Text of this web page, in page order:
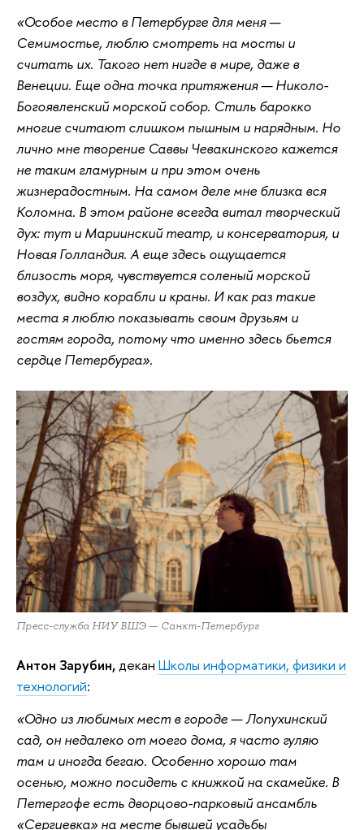
«Особое место в Петербурге для меня —
Семимостье, люблю смотреть на мосты и
считать их. Такого нет нигде в мире, даже в
Венеции. Еще одна точка притяжения — Николо-
Богоявленский морской собор. Стиль барокко
многие считают слишком пышным и нарядным. Но
лично мне творение Саввы Чевакинского кажется
не таким гламурным и при этом очень
жизнерадостным. На самом деле мне близка вся
Коломна. В этом районе всегда витал творческий
дух: тут и Мариинский театр, и консерватория, и
Новая Голландия. А еще здесь ощущается
близость моря, чувствуется соленый морской
воздух, видно корабли и краны. И как раз такие
места я люблю показывать своим друзьям и
гостям города, потому что именно здесь бьется
сердце Петербурга».
Пресс-служба НИУ ВШЭ — Санкт-Петербург
Антон Зарубин,декан Школы информатики, физики и
технологий:
«Одно из любимых мест в городе — Лопухинский
сад, он недалеко от моего дома, я часто гуляю
там и иногда бегаю. Особенно хорошо там
осенью, можно посидеть с книжкой на скамейке. В
Петергофе есть дворцово-парковый ансамбль
«Сергиевка» на месте бывшей усадьбы